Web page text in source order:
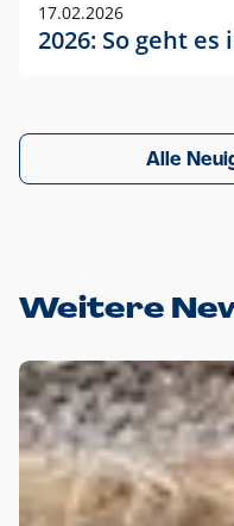
17.02.2026
2026: So geht
Alle
Weitere